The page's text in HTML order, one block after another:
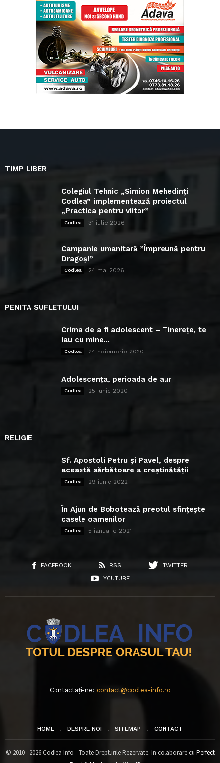
TIMP LIBER
Colegiul Tehnic „Simion Mehedinți
Codlea” implementează proiectul
„Practica pentru viitor”
Codlea 31 iulie 2026
Campanie umanitară ”Împreună pentru
Dragoș!”
Codlea 24 mai 2026
PENITA SUFLETULUI
Crima de a fi adolescent – Tinerețe, te
iau cu mine...
Codlea 24 noiembrie 2020
Adolescența, perioada de aur
Codlea 25 iunie 2020
RELIGIE
Sf. Apostoli Petru și Pavel, despre
această sărbătoare a creștinătății
Codlea 29 iunie 2022
În Ajun de Bobotează preotul sfințește
casele oamenilor
Codlea 5 ianuarie 2021
FACEBOOK RSS
TWITTER
YOUTUBE
Contactați-ne: contact@codlea-info.ro
HOME DESPRE NOI SITEMAP CONTACT
© 2010 - 2026 Codlea Info - Toate Drepturile Rezervate. In colaborare cu Perfect